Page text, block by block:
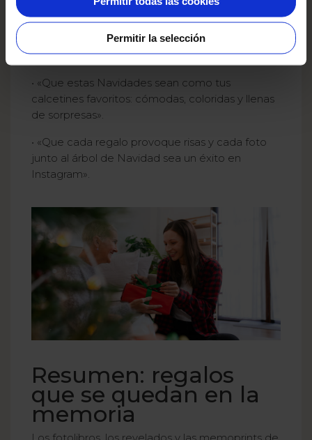
Permitir la selección
• «En algún rincón del árbol de Navidad he
escondido un poco de felicidad especialmente
para ti».
• «Que estas Navidades sean como tus
calcetines favoritos: cómodas, coloridas y llenas
de sorpresas».
• «Que cada regalo provoque risas y cada foto
junto al árbol de Navidad sea un éxito en
Instagram».
Resumen: regalos
que se quedan en la
memoria
Los fotolibros, los revelados y las memoprints de